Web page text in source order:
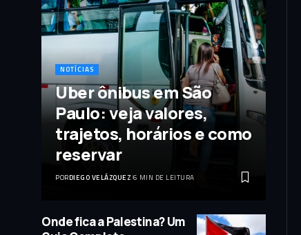
NOTÍCIAS
Uber ônibus em São
Paulo: veja valores,
trajetos, horários e como
reservar
PORDIEGO VELÁZQUEZ 6 MIN DE LEITURA
Onde fica a Palestina? Um